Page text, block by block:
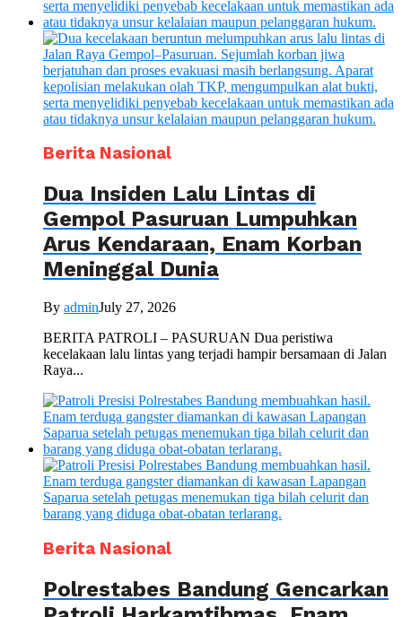
Berita Nasional
Dua Insiden Lalu Lintas di
Gempol Pasuruan Lumpuhkan
Arus Kendaraan, Enam Korban
Meninggal Dunia
By adminJuly 27, 2026
BERITA PATROLI – PASURUAN Dua peristiwa
kecelakaan lalu lintas yang terjadi hampir bersamaan di Jalan
Raya...
Berita Nasional
Polrestabes Bandung Gencarkan